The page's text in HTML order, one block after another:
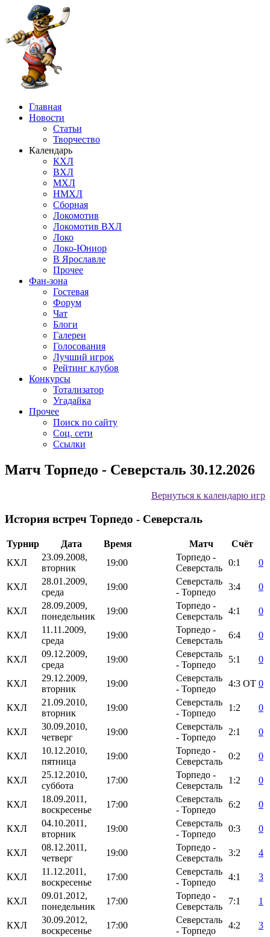
Главная
Новости
Статьи
Творчество
Календарь
КХЛ
ВХЛ
МХЛ
НМХЛ
Сборная
Локомотив
Локомотив ВХЛ
Локо
Локо-Юниор
В Ярославле
Прочее
Фан-зона
Гостевая
Форум
Чат
Блоги
Галереи
Голосования
Лучший игрок
Рейтинг клубов
Конкурсы
Тотализатор
Угадайка
Прочее
Поиск по сайту
Соц. сети
Ссылки
Матч Торпедо - Северсталь 30.12.2026
Вернуться к календарю игр
История встреч Торпедо - Северсталь
Турнир Дата Время Матч
Счёт
КХЛ
23.09.2008,
вторник
19:00
Торпедо -
Северсталь
0:1 0
КХЛ
28.01.2009,
среда
19:00
Северсталь
- Торпедо
3:4 0
КХЛ
28.09.2009,
понедельник
19:00
Торпедо -
Северсталь
4:1 0
КХЛ
11.11.2009,
среда
19:00
Торпедо -
Северсталь
6:4 0
КХЛ
09.12.2009,
среда
19:00
Северсталь
- Торпедо
5:1 0
КХЛ
29.12.2009,
вторник
19:00
Северсталь
- Торпедо
4:3 ОТ 0
КХЛ
21.09.2010,
вторник
19:00
Северсталь
- Торпедо
1:2 0
КХЛ
30.09.2010,
четверг
19:00
Северсталь
- Торпедо
2:1 0
КХЛ
10.12.2010,
пятница
19:00
Торпедо -
Северсталь
0:2 0
КХЛ
25.12.2010,
суббота
17:00
Торпедо -
Северсталь
1:2 0
КХЛ
18.09.2011,
воскресенье
17:00
Северсталь
- Торпедо
6:2 0
КХЛ
04.10.2011,
вторник
19:00
Северсталь
- Торпедо
0:3 0
КХЛ
08.12.2011,
четверг
19:00
Торпедо -
Северсталь
3:2 4
КХЛ
11.12.2011,
воскресенье
17:00
Северсталь
- Торпедо
4:1 3
КХЛ
09.01.2012,
понедельник
17:00
Торпедо -
Северсталь
7:1 1
КХЛ
30.09.2012,
воскресенье
17:00
Северсталь
- Торпедо
4:2 3